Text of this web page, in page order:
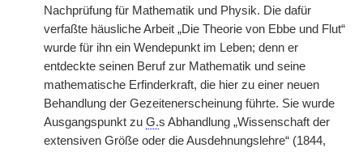
Nachprüfung für Mathematik und Physik. Die dafür
verfaßte häusliche Arbeit „Die Theorie von Ebbe und Flut“
wurde für ihn ein Wendepunkt im Leben; denn er
entdeckte seinen Beruf zur Mathematik und seine
mathematische Erfinderkraft, die hier zu einer neuen
Behandlung der Gezeitenerscheinung führte. Sie wurde
Ausgangspunkt zu G.s Abhandlung „Wissenschaft der
extensiven Größe oder die Ausdehnungslehre“ (1844,